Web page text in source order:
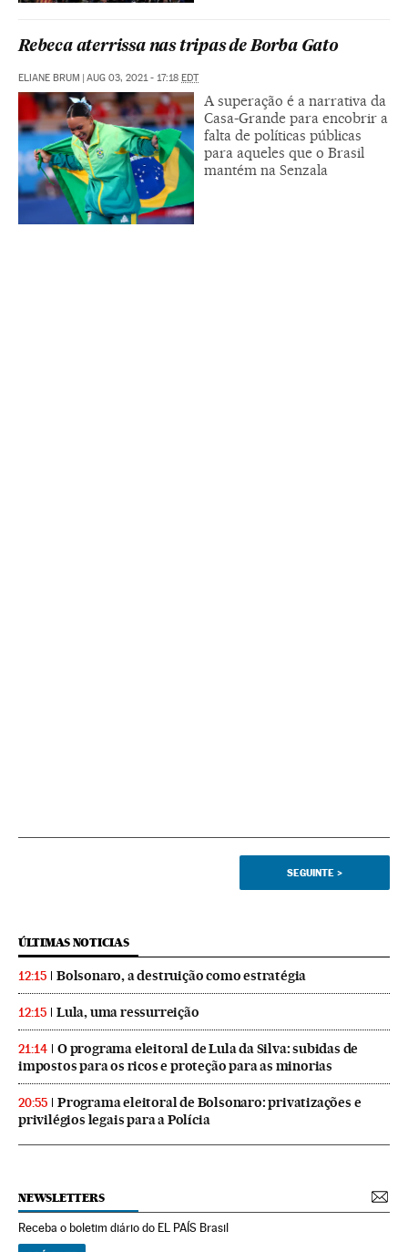
Rebeca aterrissa nas tripas de Borba Gato
ELIANE BRUM | AUG 03, 2021 - 17:18 EDT
A superação é a narrativa da
Casa-Grande para encobrir a
falta de políticas públicas
para aqueles que o Brasil
mantém na Senzala
SEGUINTE >
ÚLTIMAS NOTICIAS
12:15 Bolsonaro, a destruição como estratégia
12:15 Lula, uma ressurreição
21:14
O programa eleitoral de Lula da Silva: subidas de
impostos para os ricos e proteção para as minorias
20:55
Programa eleitoral de Bolsonaro: privatizações e
privilégios legais para a Polícia
NEWSLETTERS
Receba o boletim diário do EL PAÍS Brasil